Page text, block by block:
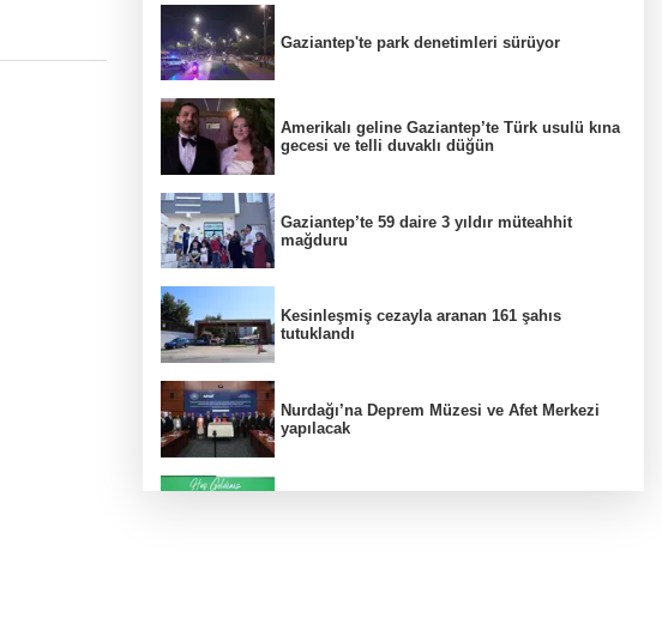
Gaziantep'te park denetimleri sürüyor
Amerikalı geline Gaziantep’te Türk usulü kına
gecesi ve telli duvaklı düğün
Gaziantep’te 59 daire 3 yıldır müteahhit
mağduru
Kesinleşmiş cezayla aranan 161 şahıs
tutuklandı
Nurdağı’na Deprem Müzesi ve Afet Merkezi
yapılacak